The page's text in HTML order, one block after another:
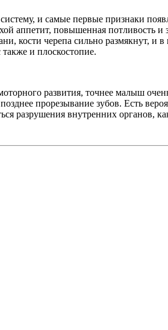
и самые первые признаки
аппетит, повышенная потливость
кости черепа сильно размякнут,
и плоскостопие.
развития, точнее малыш
прорезывание зубов. Есть
разрушения внутренних органов,